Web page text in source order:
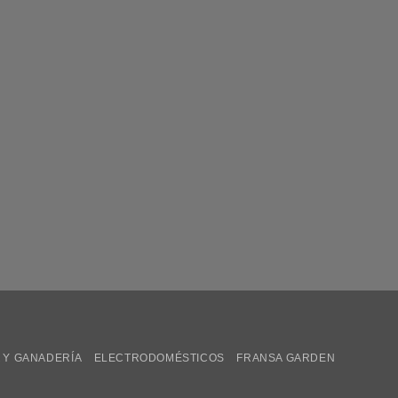
GANADERÍA ELECTRODOMÉSTICOS
FRANSA GARDEN